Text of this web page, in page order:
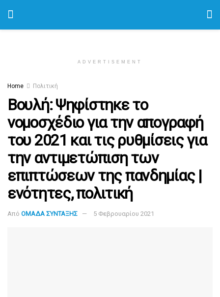
ADVERTISEMENT
Home Πολιτική
Βουλή: Ψηφίστηκε το
νομοσχέδιο για την απογραφή
του 2021 και τις ρυθμίσεις για
την αντιμετώπιση των
επιπτώσεων της πανδημίας |
ενότητες, πολιτική
Από ΟΜΑΔΑ ΣΥΝΤΑΞΗΣ 5 Φεβρουαρίου 2021